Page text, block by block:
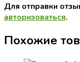
Для отправки
авторизоваться.
Похожие